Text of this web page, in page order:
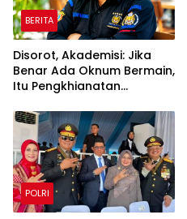
BERITA
Disorot, Akademisi: Jika
Benar Ada Oknum Bermain,
Itu Pengkhianatan
POLRI